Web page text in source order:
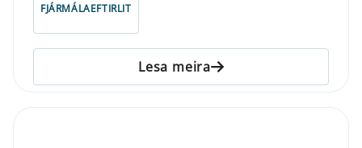
FJÁRMÁLAEFTIRLIT
Lesa meira